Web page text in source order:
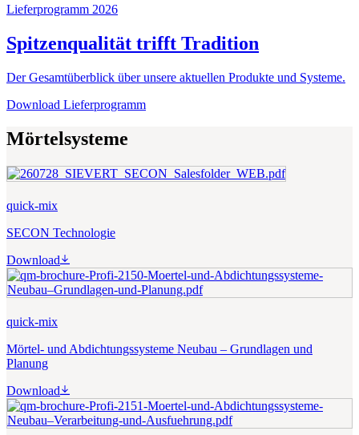
Lieferprogramm 2026
Spitzenqualität trifft Tradition
Der Gesamtüberblick über unsere aktuellen Produkte und Systeme.
Download Lieferprogramm
Mörtelsysteme
quick-mix
SECON Technologie
Download
quick-mix
Mörtel- und Abdichtungssysteme Neubau – Grundlagen und
Planung
Download